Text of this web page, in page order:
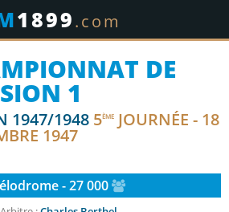
1899.com
DE
1
1947/1948 5ÈME JOURNÉE - 18
1947
- 27 000